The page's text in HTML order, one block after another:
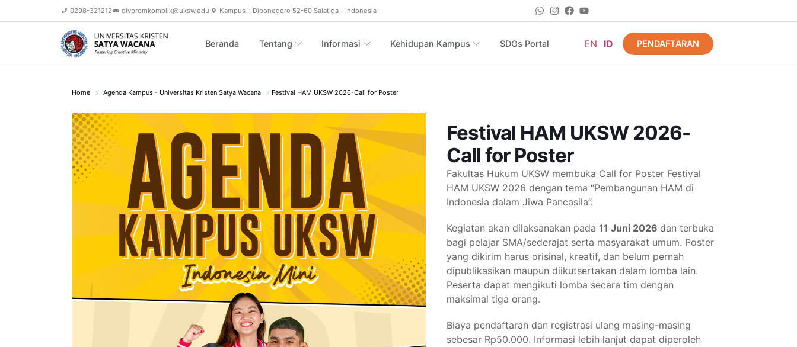
0298-321212 divpromkomblik@uksw.edu Kampus I, Diponegoro 52-60 Salatiga - Indonesia
Beranda Tentang Informasi Kehidupan Kampus SDGs Portal EN ID PENDAFTARAN
Home Agenda Kampus - Universitas Kristen Satya Wacana Festival HAM UKSW 2026-Call for Poster
Festival HAM UKSW 2026-
Call for Poster
Fakultas Hukum UKSW membuka Call for Poster Festival
HAM UKSW 2026 dengan tema “Pembangunan HAM di
Indonesia dalam Jiwa Pancasila”.
Kegiatan akan dilaksanakan pada 11 Juni 2026 dan terbuka
bagi pelajar SMA/sederajat serta masyarakat umum. Poster
yang dikirim harus orisinal, kreatif, dan belum pernah
dipublikasikan maupun diikutsertakan dalam lomba lain.
Peserta dapat mengikuti lomba secara tim dengan
maksimal tiga orang.
Biaya pendaftaran dan registrasi ulang masing-masing
sebesar Rp50.000. Informasi lebih lanjut dapat diperoleh